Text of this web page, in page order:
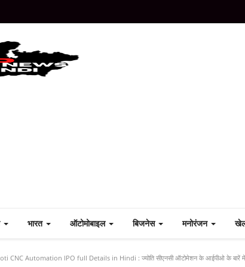
भारत ऑटोमोबाइल बिजनेस मनोरंजन
CNC Automation IPO full Details in Hindi : ज्योति सीएनसी ऑटोमेशन के आईपीओ के बारें में